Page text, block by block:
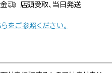
店頭受取、当日発送
をご参照ください。